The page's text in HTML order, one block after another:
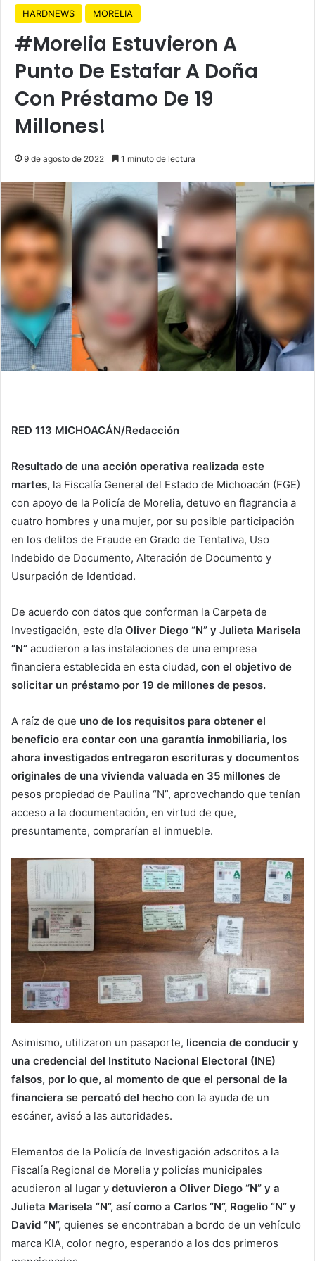
HARDNEWS MORELIA
#Morelia Estuvieron A
Punto De Estafar A Doña
Con Préstamo De 19
Millones!
9 de agosto de 2022 1 minuto de lectura
RED 113 MICHOACÁN/Redacción
Resultado de una acción operativa realizada este
martes, la Fiscalía General del Estado de Michoacán (FGE)
con apoyo de la Policía de Morelia, detuvo en flagrancia a
cuatro hombres y una mujer, por su posible participación
en los delitos de Fraude en Grado de Tentativa, Uso
Indebido de Documento, Alteración de Documento y
Usurpación de Identidad.
De acuerdo con datos que conforman la Carpeta de
Investigación, este día Oliver Diego “N” y Julieta Marisela
“N” acudieron a las instalaciones de una empresa
financiera establecida en esta ciudad, con el objetivo de
solicitar un préstamo por 19 de millones de pesos.
A raíz de que uno de los requisitos para obtener el
beneficio era contar con una garantía inmobiliaria, los
ahora investigados entregaron escrituras y documentos
originales de una vivienda valuada en 35 millones de
pesos propiedad de Paulina “N”, aprovechando que tenían
acceso a la documentación, en virtud de que,
presuntamente, comprarían el inmueble.
Asimismo, utilizaron un pasaporte, licencia de conducir y
una credencial del Instituto Nacional Electoral (INE)
falsos, por lo que, al momento de que el personal de la
financiera se percató del hecho con la ayuda de un
escáner, avisó a las autoridades.
Elementos de la Policía de Investigación adscritos a la
Fiscalía Regional de Morelia y policías municipales
acudieron al lugar y detuvieron a Oliver Diego “N” y a
Julieta Marisela “N”, así como a Carlos “N”, Rogelio “N” y
David “N”, quienes se encontraban a bordo de un vehículo
marca KIA, color negro, esperando a los dos primeros